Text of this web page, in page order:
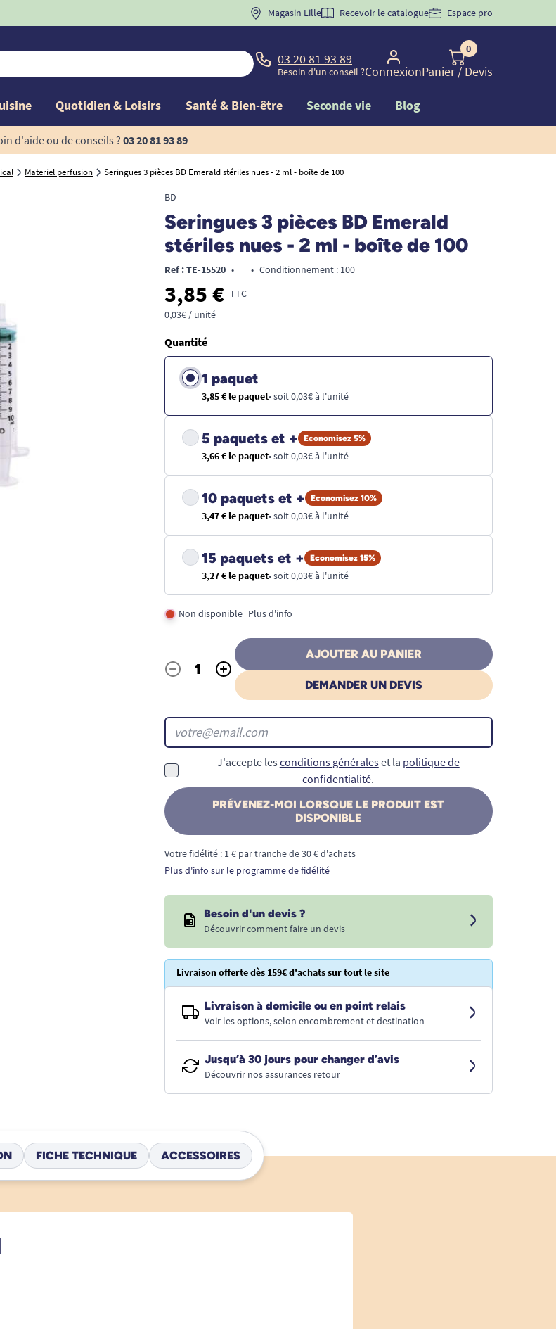
BIENVENUE" pourla 1ère commande d'incontinence
Magasin Lille Recevoir le catalogue Espace pro
03 20 81 93 89
Besoin d'un conseil ?Connexion
0
Panier/ Devis
Quotidien & Loisirs Santé & Bien-être Seconde vie Blog
d'aide ou de conseils ?03 20 81 93 89
Materiel perfusion Seringues 3 pièces BD Emerald stériles nues - 2 ml - boîte de 100
BD
Seringues 3 pièces BD Emerald
stériles nues - 2 ml - boîte de 100
Ref : TE-15520 • • Conditionnement : 100
3,85 € TTC
0,03€ / unité
Quantité
1 paquet
3,85 € le paquet• soit 0,03€ à l'unité
5 paquets et + Economisez 5%
3,66 € le paquet• soit 0,03€ à l'unité
10 paquets et + Economisez 10%
3,47 € le paquet• soit 0,03€ à l'unité
15 paquets et + Economisez 15%
3,27 € le paquet• soit 0,03€ à l'unité
Non disponible Plus d'info
Quantité
- +
AJOUTER AU PANIER
DEMANDER UN DEVIS
J'accepte les conditions généraleset la politique de
confidentialité.
PRÉVENEZ-MOI LORSQUE LE PRODUIT EST
DISPONIBLE
Votre fidélité : 1 € par tranche de 30 € d'achats
Plus d'info sur le programme de fidélité
Besoin d'un devis ?
Découvrir comment faire un devis
Livraison offerte dès 159€ d'achats sur tout le site
Livraison à domicile ou en point relais
Voir les options, selon encombrement et destination
Jusqu’à 30 jours pour changer d’avis
Découvrir nos assurances retour
FICHE TECHNIQUE ACCESSOIRES